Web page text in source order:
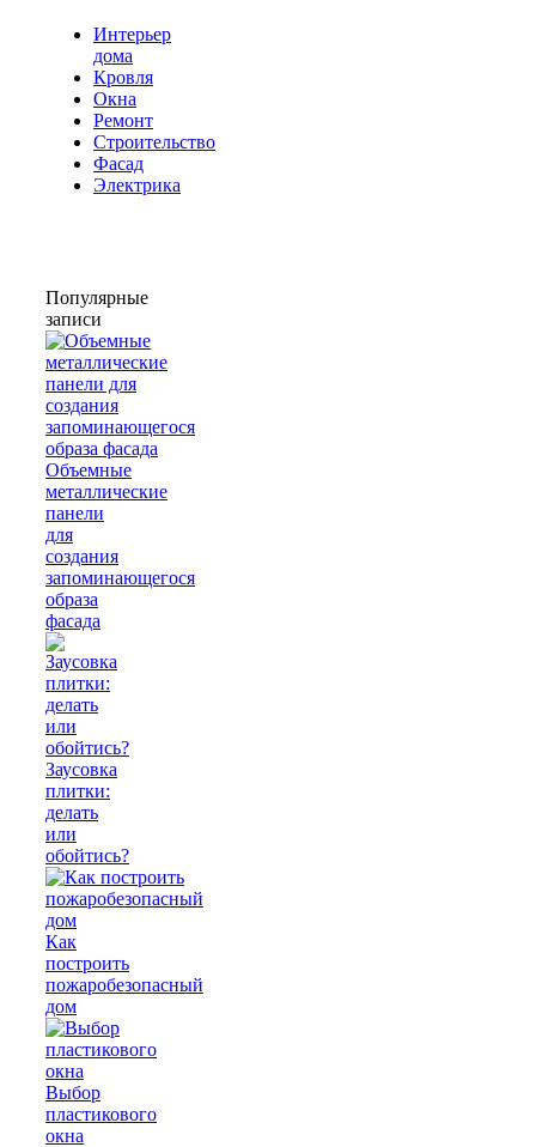
Интерьер
дома
Кровля
Окна
Ремонт
Строительство
Фасад
Электрика
Популярные
записи
Объемные
металлические
панели
для
создания
запоминающегося
образа
фасада
Заусовка
плитки:
делать
или
обойтись?
Как
построить
пожаробезопасный
дом
Выбор
пластикового
окна